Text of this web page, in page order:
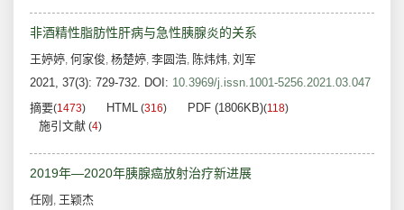
非酒精性脂肪性肝病与急性胰腺炎的关系
王婷婷, 何家俊, 杨楚婷, 李圆浩, 陈炜炜, 刘军
2021, 37(3): 729-732. DOI: 10.3969/j.issn.1001-5256.2021.03.047
摘要(1473) HTML (316) PDF (1806KB)(118)
施引文献 (4)
2019年—2020年胰腺癌放射治疗新进展
任刚 , 王颖杰